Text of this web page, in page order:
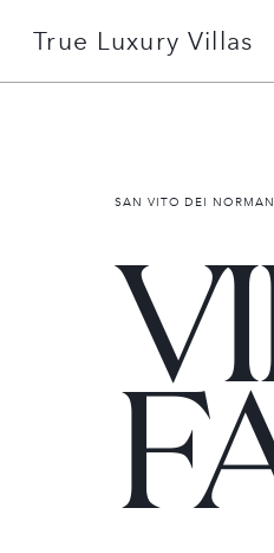
+49 151 51078506
Gründe mit uns zu
Services erklärt
True Luxury Villas
SAN VITO DEI